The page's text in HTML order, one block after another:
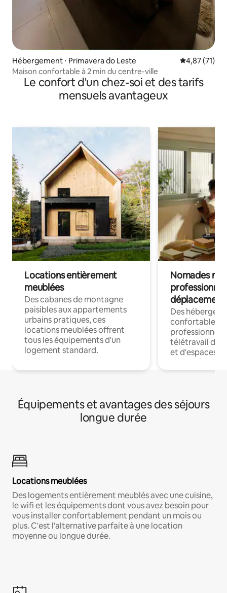
Hébergement ⋅ Primavera do Leste Évaluation
4,87 (71)
Maison confortable à 2 min du centre-ville
Le confort d'un chez-soi et des tarifs
mensuels avantageux
Locations entièrement
meublées
Des cabanes de montagne
paisibles aux appartements
urbains pratiques, ces
locations meublées offrent
tous les équipements d'un
logement standard.
Nomades
déplacement
Des
confortables
professionnels
télétravail
et d'espaces
Équipements et avantages des séjours
longue durée
Locations meublées
Des logements entièrement meublés avec une cuisine,
le wifi et les équipements dont vous avez besoin pour
vous installer confortablement pendant un mois ou
plus. C'est l'alternative parfaite à une location
moyenne ou longue durée.